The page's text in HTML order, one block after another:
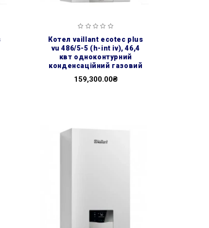
котел vaillant ecotec plus
vu 486/5-5 (h-int iv), 46,4
квт одноконтурний
конденсаційний газовий
159,300.00₴